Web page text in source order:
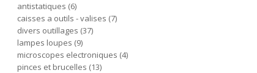
antistatiques 6
caisses a outils - valises 7
divers outillages 37
lampes loupes 9
microscopes electroniques 4
pinces et brucelles 13